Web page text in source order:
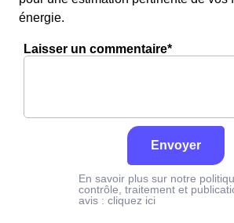
énergie.
Laisser un commentaire*
Envoyer
En savoir plus sur notre
contrôle, traitement et
avis : cliquez ici